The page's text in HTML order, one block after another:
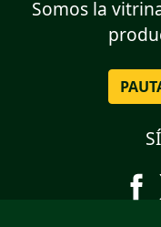
Somos la